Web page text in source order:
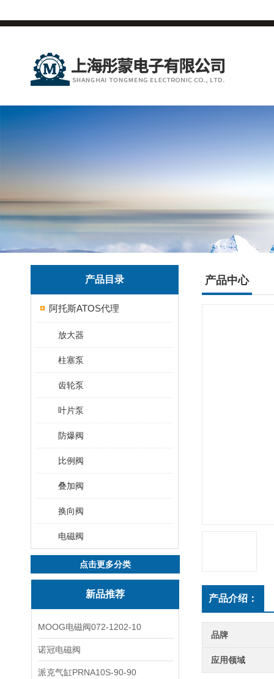
产品目录
阿托斯ATOS代理
放大器
柱塞泵
齿轮泵
叶片泵
防爆阀
比例阀
叠加阀
换向阀
电磁阀
点击更多分类
新品推荐
MOOG电磁阀072-1202-10
诺冠电磁阀
派克气缸PRNA10S-90-90
产品中心
产品介绍：
品牌
应用领域